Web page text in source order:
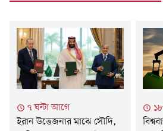
৭ ঘন্টা আগে
ইরান উত্তেজনার মাঝে সৌদি,